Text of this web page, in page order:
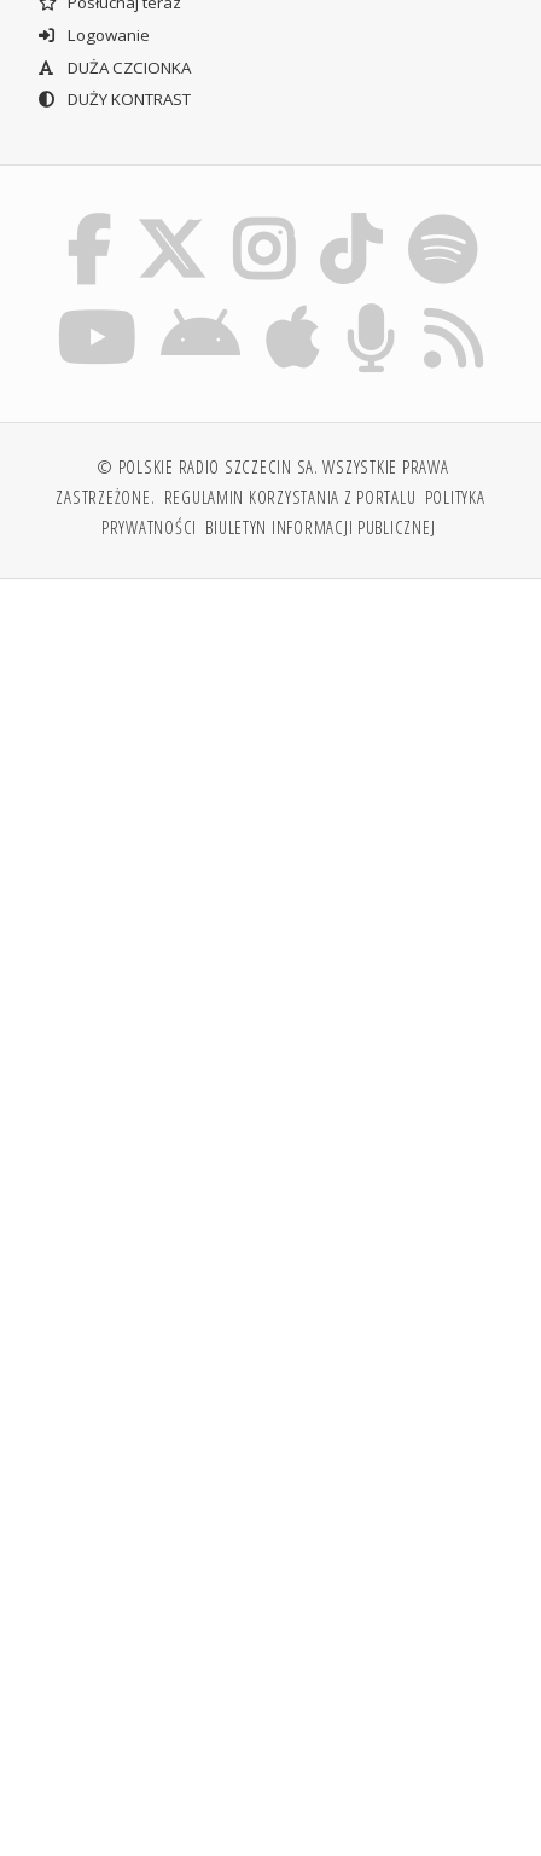
Logowanie
DUŻA CZCIONKA
DUŻY KONTRAST
© POLSKIE RADIO SZCZECIN SA. WSZYSTKIE PRAWA
ZASTRZEŻONE. REGULAMIN KORZYSTANIA Z PORTALU POLITYKA
PRYWATNOŚCI BIULETYN INFORMACJI PUBLICZNEJ